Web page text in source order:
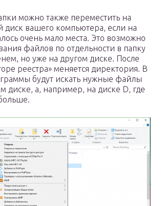
можно также переместить на
диск вашего компьютера, если на
очень мало места. Это возможно
файлов по отдельности в папку
но уже на другом диске. После
реестра» меняется директория. В
будут искать нужные файлы
диске, а, например, на диске D, где